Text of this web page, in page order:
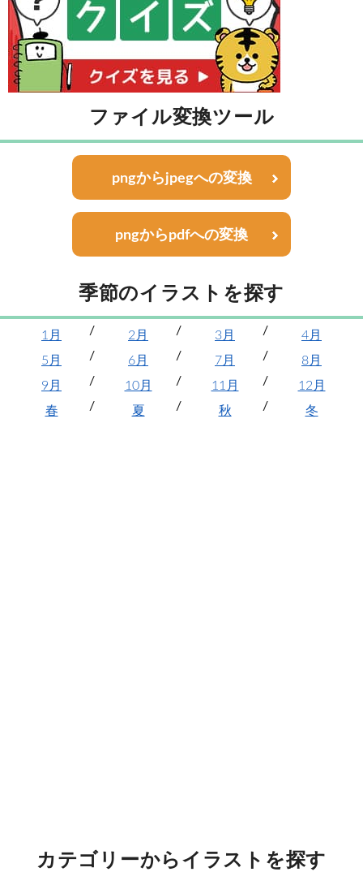
ファイル変換ツール
pngからjpegへの変換
pngからpdfへの変換
季節のイラストを探す
1月 2月 3月
4月
5月
6月 7月
8月
9月
10月 11月
12月
春
夏 秋 冬
カテゴリーからイラストを探す